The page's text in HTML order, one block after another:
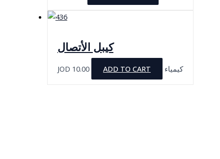
كيبل الأتصال
JOD 10.00 ADD TO CART كيمياء